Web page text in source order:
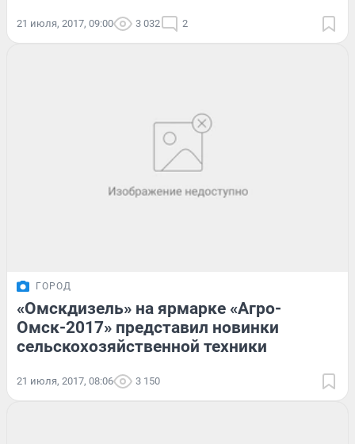
21 июля, 2017, 09:00 3 032 2
ГОРОД
«Омскдизель» на ярмарке «Агро-
Омск-2017» представил новинки
сельскохозяйственной техники
21 июля, 2017, 08:06 3 150